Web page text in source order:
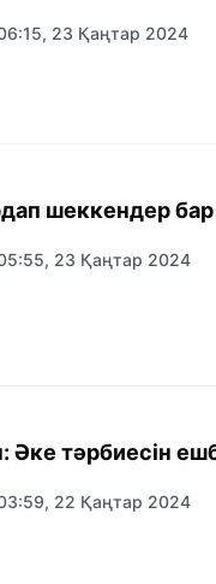
23 Қаңтар 2024
шеккендер бар
23 Қаңтар 2024
Мектептегі жиын: Әке
22 Қаңтар 2024